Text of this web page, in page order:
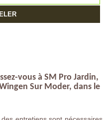
vous à SM Pro Jardin,
Sur Moder, dans le